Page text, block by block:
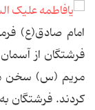
امام صادق(ع)
فرشتگان از
مریم (س) سخن
کردند. فرشتگان